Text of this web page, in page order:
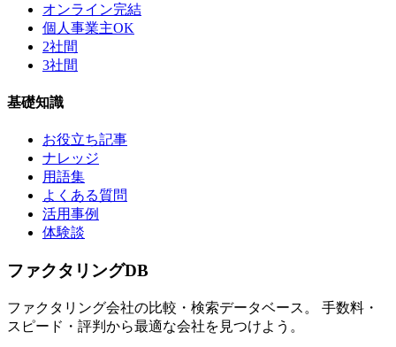
オンライン完結
個人事業主OK
2社間
3社間
基礎知識
お役立ち記事
ナレッジ
用語集
よくある質問
活用事例
体験談
ファクタリングDB
ファクタリング会社の比較・検索データベース。 手数料・
スピード・評判から最適な会社を見つけよう。